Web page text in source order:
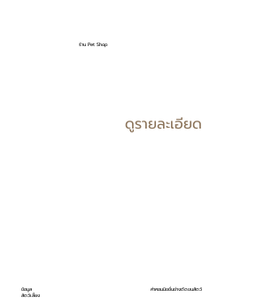
ร้าน Pet Shop
ดูรายละเอียด
ข้อมูล
สัตว์เลี้ยง
ค่าคอมมิชชั่นช่างตัดขนสัตว์